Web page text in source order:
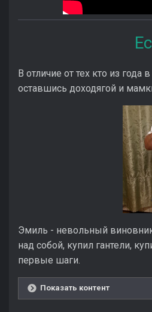
В отличие от тех кто из
оставшись доходягой и
Эмиль - невольный виновник
над собой, купил гантели,
первые шаги.
Показать контент